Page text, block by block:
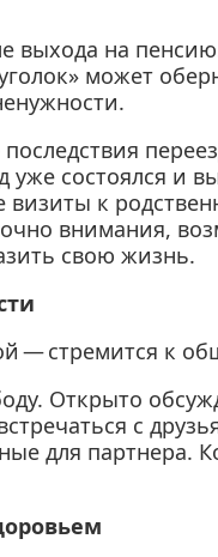
выхода на
может
уже состоялся и
к
внимания,
свою жизнь.
— стремится к
Открыто
с
для